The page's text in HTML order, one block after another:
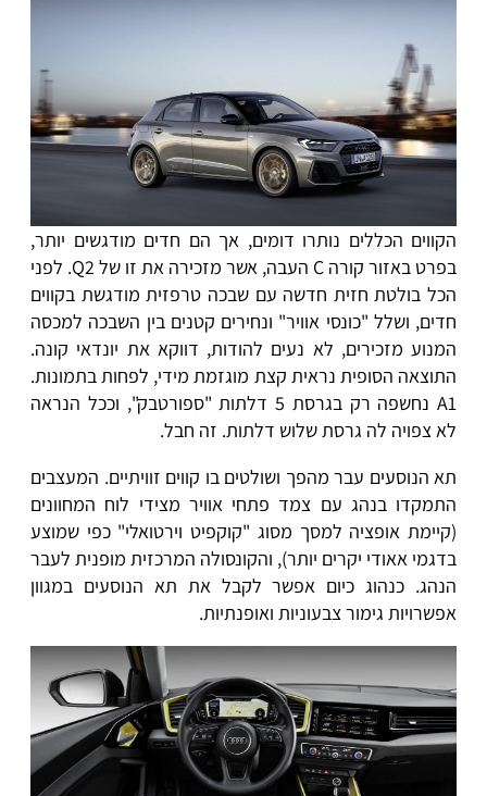
הקווים הכללים נותרו דומים, אך הם חדים מודגשים יותר,
בפרט באזור קורה C העבה, אשר מזכירה את זו של Q2. לפני
הכל בולטת חזית חדשה עם שבכה טרפזית מודגשת בקווים
חדים, ושלל "כונסי אוויר" ונחירים קטנים בין השבכה למכסה
המנוע מזכירים, לא נעים להודות, דווקא את יונדאי קונה.
התוצאה הסופית נראית קצת מוגזמת מידי, לפחות בתמונות.
A1 נחשפה רק בגרסת 5 דלתות "ספורטבק", וככל הנראה
לא צפויה לה גרסת שלוש דלתות. זה חבל.
תא הנוסעים עבר מהפך ושולטים בו קווים זוויתיים. המעצבים
התמקדו בנהג עם צמד פתחי אוויר מצידי לוח המחוונים
(קיימת אופציה למסך מסוג "קוקפיט וירטואלי" כפי שמוצע
בדגמי אאודי יקרים יותר), והקונסולה המרכזית מופנית לעבר
הנהג. כנהוג כיום אפשר לקבל את תא הנוסעים במגוון
אפשרויות גימור צבעוניות ואופנתיות.